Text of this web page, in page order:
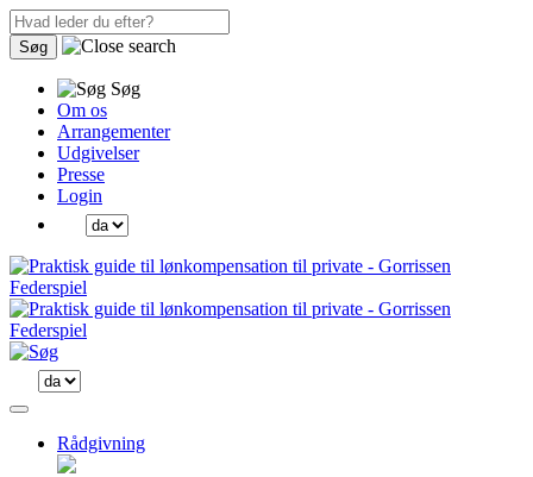
Søg
Søg
Om os
Arrangementer
Udgivelser
Presse
Login
Rådgivning